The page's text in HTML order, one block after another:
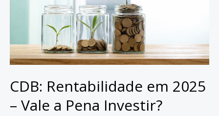
CDB: Rentabilidade em 2025
– Vale a Pena Investir?